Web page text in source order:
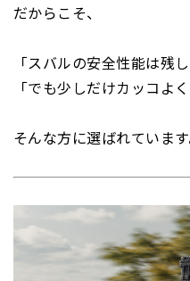
だからこそ、
「スバルの安全性能は残し
「でも少しだけカッコよく
そんな方に選ばれています